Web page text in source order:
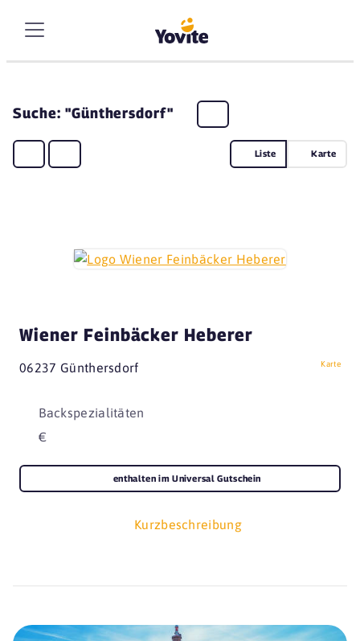
Suche: "Günthersdorf"
Liste Karte
Wiener Feinbäcker Heberer
06237 Günthersdorf Karte
Backspezialitäten
€
Kurzbeschreibung
enthalten im Universal Gutschein